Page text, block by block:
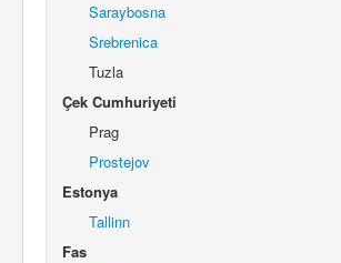
Saraybosna
Srebrenica
Tuzla
Çek Cumhuriyeti
Prag
Prostejov
Estonya
Tallinn
Fas